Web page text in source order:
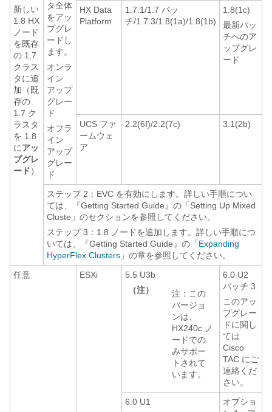
新しい
1.8 HX
ノード
を既存
の 1.7
クラス
タに追
加（既
存の
1.7 ク
ラスタ
を 1.8
にアッ
プグレ
ード）
タ全体
をアッ
プグレ
ードし
ます。
オンラ
イン
アップ
グレー
ド
オフラ
イン
アップ
グレー
ド
HX Data
Platform
1.7.1/1.7 パッ
チ/1.7.3/1.8(1a)/1.8(1b)
1.8(1c)
最新パッ
チへのア
ップグレ
ード
UCS ファ
ームウェ
ア
2.2(6f)/2.2(7c) 3.1(2b)
ステップ 2：EVC を有効にします。詳しい手順につい
ては、『Getting Started Guide』の「Setting Up Mixed
Cluste」のセクションを参照してください。
ステップ 3：1.8 ノードを追加します。詳しい手順につ
いては、『Getting Started Guide』の「 Expanding
HyperFlex Clusters 」の章を参照してください。
任意
ESXi
5.5 U3b
（注）
注：この
バージョ
ンは、
HX240c ノ
ードでの
みサポー
トされて
います。
6.0 U2
パッチ 3
このアッ
プグレー
ドに関し
ては
Cisco
TAC にご
連絡くだ
さい。
6.0 U1
オプショ